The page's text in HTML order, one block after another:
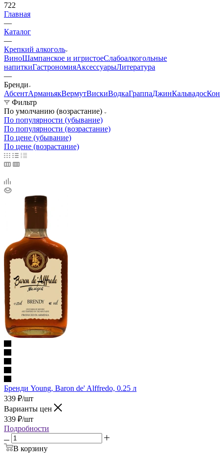
722
Главная
—
Каталог
—
Крепкий алкоголь
ВиноШампанское и игристоеСлабоалкогольные
напиткиГастрономияАксессуарыЛитература
—
Бренди
АбсентАрманьякВермутВискиВодкаГраппаДжинКальвадос
Фильтр
По умолчанию (возрастание)
По популярности (убывание)
По популярности (возрастание)
По цене (убывание)
По цене (возрастание)
Бренди Young, Baron de' Alffredo, 0.25 л
339 ₽/шт
Варианты цен
339 ₽/шт
Подробности
В корзину